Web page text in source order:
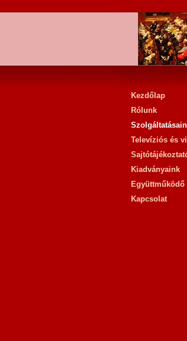
Kezdőlap
Rólunk
Televíziós és
Kiadványaink
Kapcsolat